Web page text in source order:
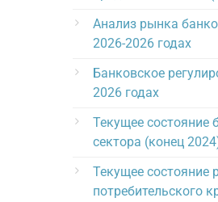
Анализ рынка
2026-2026 годах
Банковское
2026 годах
Текущее состояние
сектора (конец
Текущее состояние
потребительского